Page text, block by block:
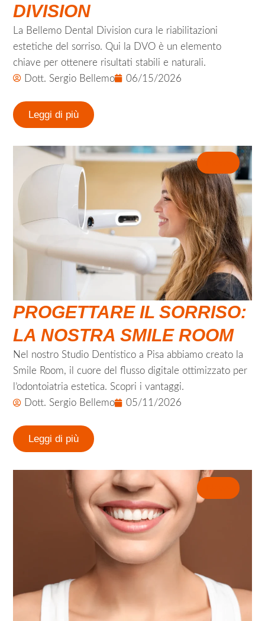
DIVISION
La Bellemo Dental Division cura le riabilitazioni
estetiche del sorriso. Qui la DVO è un elemento
chiave per ottenere risultati stabili e naturali.
Dott. Sergio Bellemo
06/15/2026
Leggi di più
PROGETTARE IL SORRISO:
LA NOSTRA SMILE ROOM
Nel nostro Studio Dentistico a Pisa abbiamo creato la
Smile Room, il cuore del flusso digitale ottimizzato per
l’odontoiatria estetica. Scopri i vantaggi.
Dott. Sergio Bellemo
05/11/2026
Leggi di più